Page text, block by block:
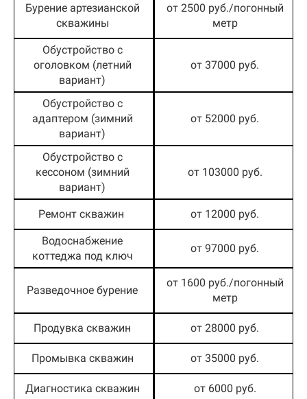
Бурение артезианской
скважины
от 2500 руб./погонный
метр
Обустройство с
оголовком (летний
вариант)
от 37000 руб.
Обустройство с
адаптером (зимний
вариант)
от 52000 руб.
Обустройство с
кессоном (зимний
вариант)
от 103000 руб.
Ремонт скважин от 12000 руб.
Водоснабжение
коттеджа под ключ
от 97000 руб.
Разведочное бурение
от 1600 руб./погонный
метр
Продувка скважин от 28000 руб.
Промывка скважин от 35000 руб.
Диагностика скважин от 6000 руб.